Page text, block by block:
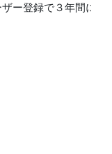
ザー登録で３年間に延